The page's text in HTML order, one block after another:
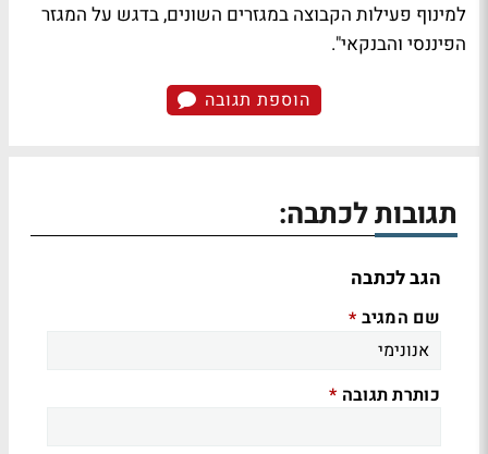
למינוף פעילות הקבוצה במגזרים השונים, בדגש על המגזר
הפיננסי והבנקאי".
הוספת תגובה
תגובות לכתבה:
הגב לכתבה
שם המגיב *
כותרת תגובה *